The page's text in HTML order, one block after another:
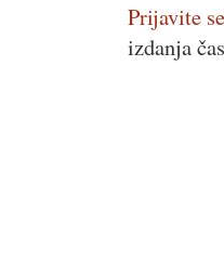
Prijavite
izdanja